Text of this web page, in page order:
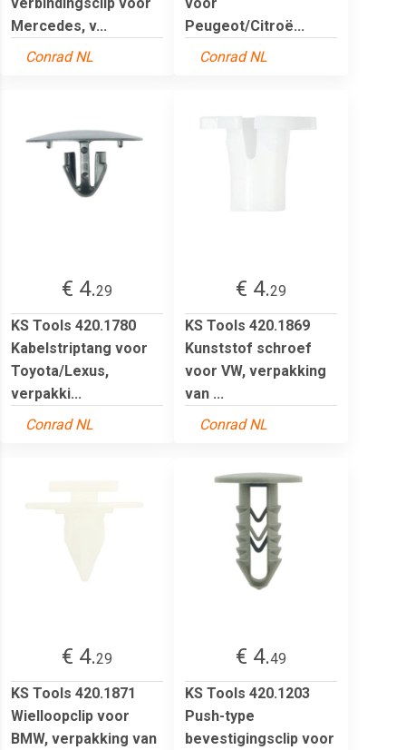
Mercedes, v...
Conrad NL
Peugeot/Citroë...
Conrad NL
€ 4.29
KS Tools 420.1780
Kabelstriptang voor
Toyota/Lexus,
verpakki...
Conrad NL
€ 4.29
KS Tools 420.1869
Kunststof schroef
voor VW, verpakking
van ...
Conrad NL
€ 4.29
KS Tools 420.1871
Wielloopclip voor
BMW, verpakking van
€ 4.49
KS Tools 420.1203
Push-type
bevestigingsclip voor